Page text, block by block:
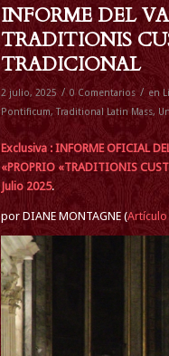
INFORME DEL
TRADITIONIS
TRADICIONAL
2 julio, 2025 / 0 Comentarios / en
Pontificum,Traditional Latin Mass,
Exclusiva : INFORME OFICIAL
«PROPRIO «TRADITIONIS
Julio 2025.
por DIANE MONTAGNE (